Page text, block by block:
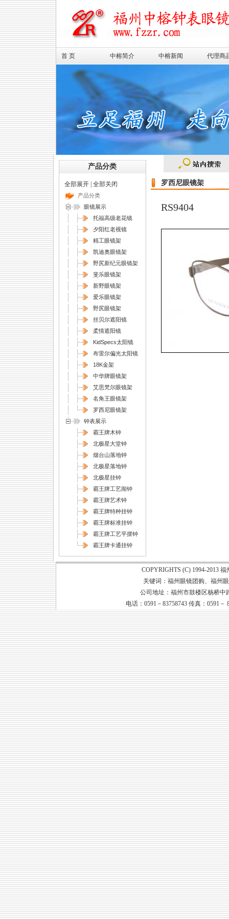
首 页 中榕简介 中榕新闻 代理商
产品分类
全部展开| 全部关闭
产品分类
眼镜展示
托福高级老花镜
夕阳红老视镜
精工眼镜架
凯迪奥眼镜架
野尻新纪元眼镜架
斐乐眼镜架
新野眼镜架
爱乐眼镜架
野尻眼镜架
丝贝尔遮阳镜
柔情遮阳镜
KidSpecs太阳镜
布雷尔偏光太阳镜
18K金架
中华牌眼镜架
艾思梵尔眼镜架
名角王眼镜架
罗西尼眼镜架
钟表展示
霸王牌木钟
北极星大堂钟
烟台山落地钟
北极星落地钟
北极星挂钟
霸王牌工艺闹钟
霸王牌艺术钟
霸王牌特种挂钟
霸王牌标准挂钟
霸王牌工艺平摆钟
霸王牌卡通挂钟
罗西尼眼镜架
RS9404
COPYRIGHTS (C) 1994-2013
关键词： 福州眼镜团购、 福州
公司地址：福州市鼓楼区杨桥中
电话：0591－83758743 传真：0591－